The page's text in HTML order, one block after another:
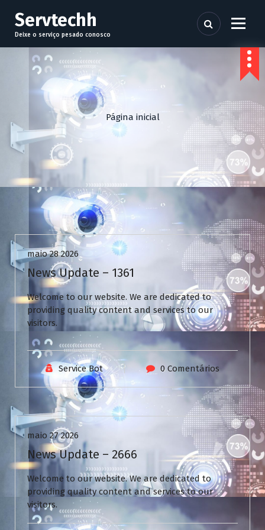
a
e
Servtechh
Deixe o serviço pesado conosco
Página inicial
Uncategorized
maio 28 2026
News Update – 1361
Welcome to our website. We are dedicated to
providing quality content and services to our
visitors.
Service Bot 0 Comentários
Uncategorized
maio 27 2026
News Update – 2666
Welcome to our website. We are dedicated to
providing quality content and services to our
visitors.
V